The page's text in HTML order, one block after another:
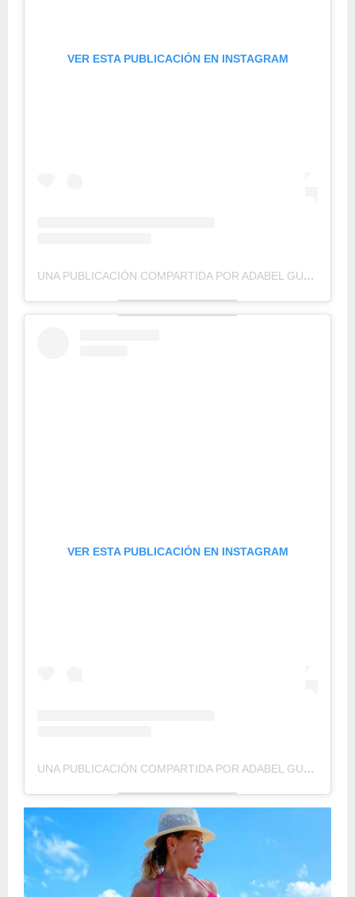
VER ESTA PUBLICACIÓN EN INSTAGRAM
UNA PUBLICACIÓN COMPARTIDA POR ADABEL GUERRERO (@ADABELGUERRERO)
VER ESTA PUBLICACIÓN EN INSTAGRAM
UNA PUBLICACIÓN COMPARTIDA POR ADABEL GUERRERO (@ADABELGUERRERO)